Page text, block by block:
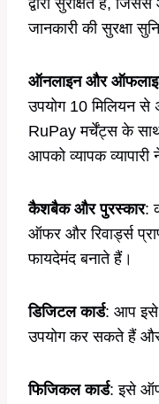
जानकारी की सुरक्षा
ऑनलाइन और
उपयोग 10 मिलियन
RuPay मर्चेंट्स के
आपको व्यापक व्यापारी
कैशबैक और पुरस्कार:
ऑफर और रिवार्ड्स
फायदेमंद बनाते हैं।
डिजिटल कार्ड: आप इसे
उपयोग कर सकते हैं
फिजिकल कार्ड: इसे